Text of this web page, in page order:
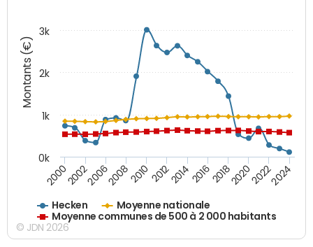
Montants (€)
Hecken
Moyenne nationale
Moyenne communes de 500 à 2 000 habitants
20002002200620082010 2012201420162018202020222024
0k
1k
2k
3k
© JDN 2026